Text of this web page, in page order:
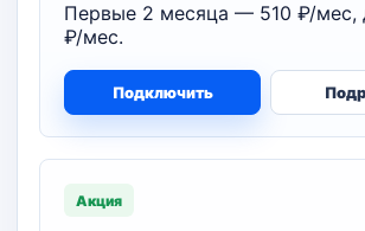
Первые 2 месяца — 510 ₽/мес,
₽/мес.
Подключить
Акция